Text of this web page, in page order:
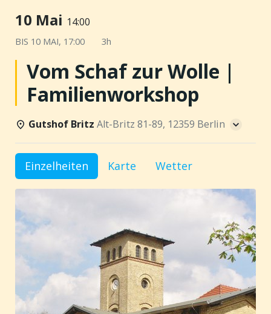
10 Mai 14:00
BIS 10 MAI, 17:00 3h
Vom Schaf zur Wolle |
Familienworkshop
Gutshof Britz Alt-Britz 81-89, 12359 Berlin
Einzelheiten Karte Wetter